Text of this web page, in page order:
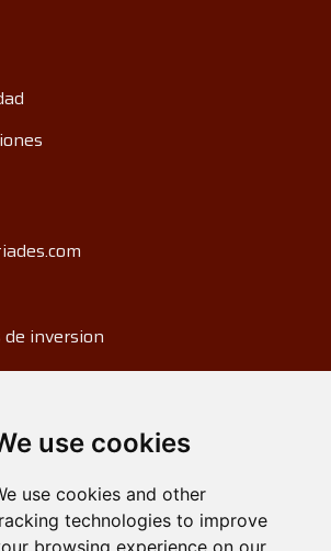
use cookies
use cookies and other
technologies to improve
browsing experience on our
inversion
Surrey Quays Road, London